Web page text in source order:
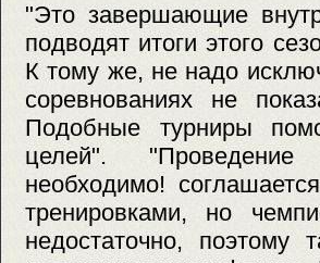
"Это завершающие
подводят итоги этого
К тому же, не надо
соревнованиях не
Подобные турниры
целей". "Проведение
необходимо!
тренировками, но
недостаточно, поэтому